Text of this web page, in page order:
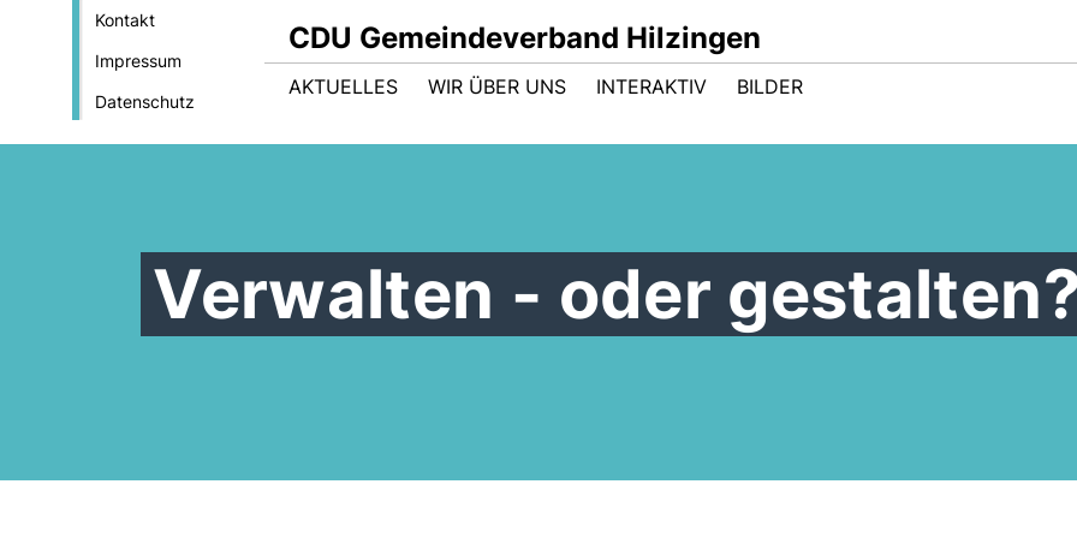
Kontakt
Impressum
Datenschutz
CDU Gemeindeverband Hilzingen
AKTUELLES WIR ÜBER UNS INTERAKTIV BILDER
Verwalten - oder